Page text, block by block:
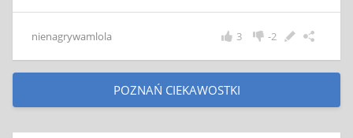
nienagrywamlola -2
3
POZNAŃ CIEKAWOSTKI